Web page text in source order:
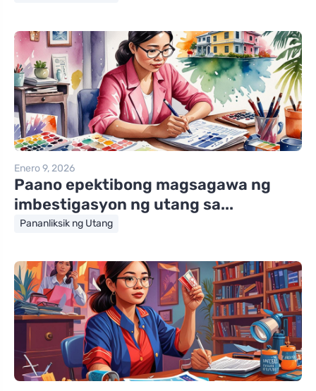
Enero 9, 2026
Paano epektibong magsagawa ng
imbestigasyon ng utang sa...
Pananliksik ng Utang